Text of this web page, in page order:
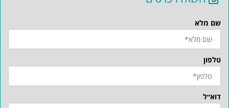
שם מלא
טלפון
דוא״ל